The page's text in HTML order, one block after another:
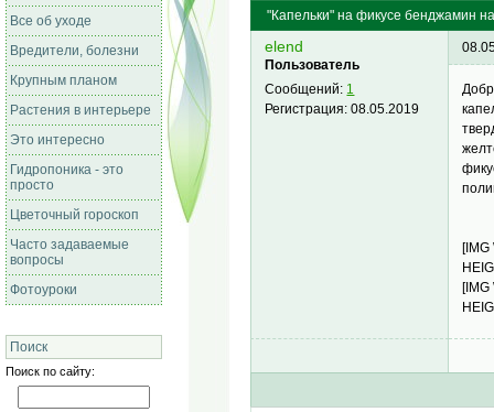
Все об уходе
Вредители, болезни
Крупным планом
Растения в интерьере
Это интересно
Гидропоника - это
просто
Цветочный гороскоп
Часто задаваемые
вопросы
Фотоуроки
Поиск
Поиск по сайту:
"Капельки" на фикусе бенджамин
elend
Пользователь
Сообщений: 1
Регистрация:08.05.2019
[IMG
[IMG